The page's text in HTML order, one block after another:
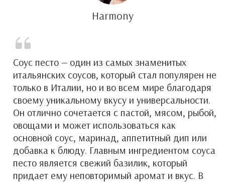
Harmony
Соус песто — один из самых знаменитых
итальянских соусов, который стал популярен не
только в Италии, но и во всем мире благодаря
своему уникальному вкусу и универсальности.
Он отлично сочетается с пастой, мясом, рыбой,
овощами и может использоваться как
основной соус, маринад, аппетитный дип или
добавка к блюду. Главным ингредиентом соуса
песто является свежий базилик, который
придает ему неповторимый аромат и вкус. В